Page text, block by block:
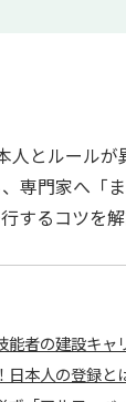
人とルール
専門家へ「
するコツを解
能者の建設キャ
日本人の登録と